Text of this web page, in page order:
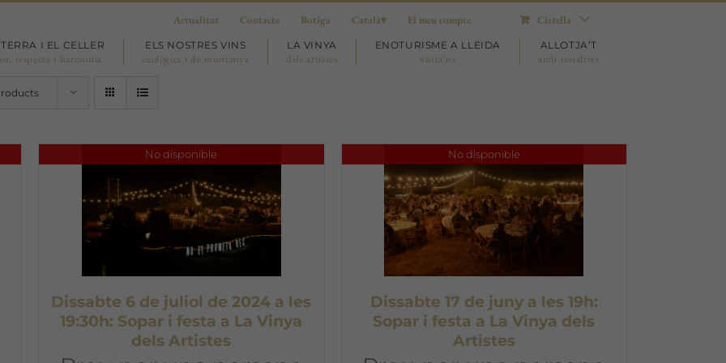
Actualitat Contacte Botiga Català El meu compte Cistella
I EL CELLER
respecte i harmonia
ELS NOSTRES VINS
ecològics i de muntanya
LA VINYA
dels artistes
ENOTURISME A LLEIDA
visita’ns
ALLOTJA’T
amb nosaltres
No disponible
Dissabte 6 de juliol de 2024 a les
19:30h: Sopar i festa a La Vinya
dels Artistes
No disponible
Dissabte 17 de juny a les 19h:
Sopar i festa a La Vinya dels
Artistes